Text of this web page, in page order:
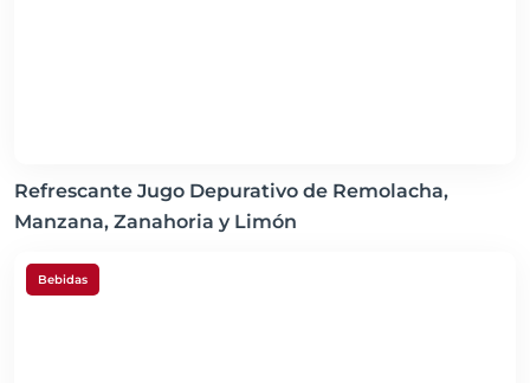
Refrescante Jugo Depurativo de Remolacha,
Manzana, Zanahoria y Limón
Bebidas